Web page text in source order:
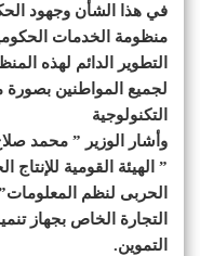
في هذا الشأن وجهود
منظومة الخدمات
التطوير الدائم لهذه
لجميع المواطنين
التكنولوجية
وأشار الوزير ” محمد
” الهيئة القومية
الحربى لنظم
التجارة الخاص بجهاز
التموين.